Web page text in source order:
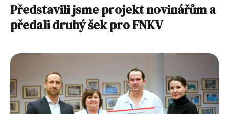
Představili jsme projekt novinářům a
předali druhý šek pro FNKV